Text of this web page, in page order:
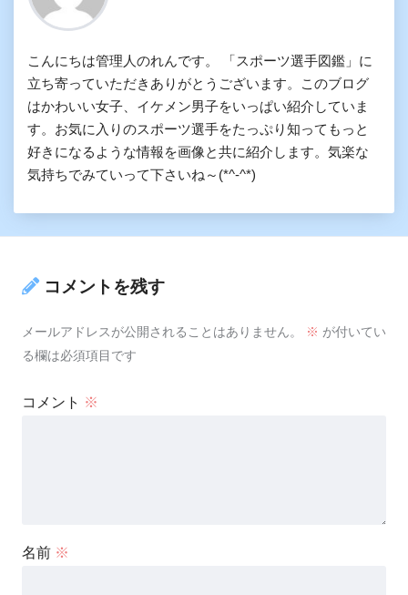
こんにちは管理人のれんです。 「スポーツ選手図鑑」に
立ち寄っていただきありがとうございます。このブログ
はかわいい女子、イケメン男子をいっぱい紹介していま
す。お気に入りのスポーツ選手をたっぷり知ってもっと
好きになるような情報を画像と共に紹介します。気楽な
気持ちでみていって下さいね～(*^-^*)
コメントを残す
メールアドレスが公開されることはありません。 ※ が付いてい
る欄は必須項目です
コメント ※
名前 ※